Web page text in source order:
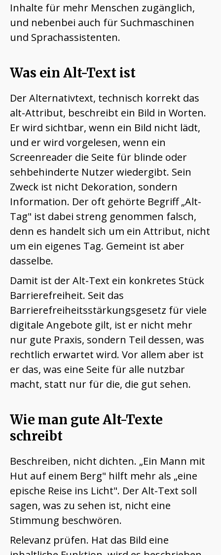
Inhalte für mehr Menschen zugänglich,
und nebenbei auch für Suchmaschinen
und Sprachassistenten.
Was ein Alt-Text ist
Der Alternativtext, technisch korrekt das
alt-Attribut, beschreibt ein Bild in Worten.
Er wird sichtbar, wenn ein Bild nicht lädt,
und er wird vorgelesen, wenn ein
Screenreader die Seite für blinde oder
sehbehinderte Nutzer wiedergibt. Sein
Zweck ist nicht Dekoration, sondern
Information. Der oft gehörte Begriff „Alt-
Tag" ist dabei streng genommen falsch,
denn es handelt sich um ein Attribut, nicht
um ein eigenes Tag. Gemeint ist aber
dasselbe.
Damit ist der Alt-Text ein konkretes Stück
Barrierefreiheit. Seit das
Barrierefreiheitsstärkungsgesetz für viele
digitale Angebote gilt, ist er nicht mehr
nur gute Praxis, sondern Teil dessen, was
rechtlich erwartet wird. Vor allem aber ist
er das, was eine Seite für alle nutzbar
macht, statt nur für die, die gut sehen.
Wie man gute Alt-Texte
schreibt
Beschreiben, nicht dichten. „Ein Mann mit
Hut auf einem Berg" hilft mehr als „eine
epische Reise ins Licht". Der Alt-Text soll
sagen, was zu sehen ist, nicht eine
Stimmung beschwören.
Relevanz prüfen. Hat das Bild eine